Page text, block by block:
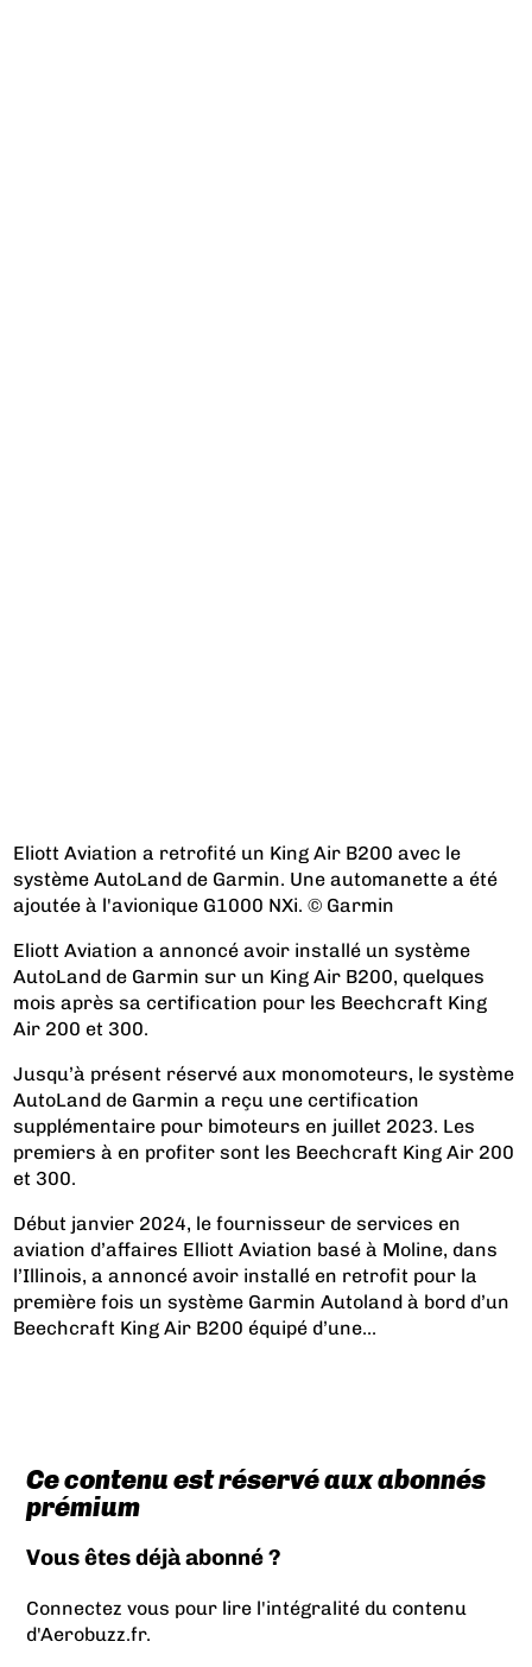
Eliott Aviation a retrofité un King Air B200 avec le
système AutoLand de Garmin. Une automanette a été
ajoutée à l'avionique G1000 NXi. © Garmin
Eliott Aviation a annoncé avoir installé un système
AutoLand de Garmin sur un King Air B200, quelques
mois après sa certification pour les Beechcraft King
Air 200 et 300.
Jusqu’à présent réservé aux monomoteurs, le système
AutoLand de Garmin a reçu une certification
supplémentaire pour bimoteurs en juillet 2023. Les
premiers à en profiter sont les Beechcraft King Air 200
et 300.
Début janvier 2024, le fournisseur de services en
aviation d’affaires Elliott Aviation basé à Moline, dans
l’Illinois, a annoncé avoir installé en retrofit pour la
première fois un système Garmin Autoland à bord d’un
Beechcraft King Air B200 équipé d’une...
Ce contenu est réservé aux abonnés
prémium
Vous êtes déjà abonné ?
Connectez vous pour lire l'intégralité du contenu
d'Aerobuzz.fr.